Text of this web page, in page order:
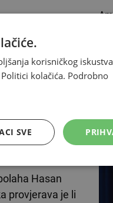
središnji
dužnosnici
Hasan
provjerava je li
korisničkog
kolačića. Podrobno
SVE